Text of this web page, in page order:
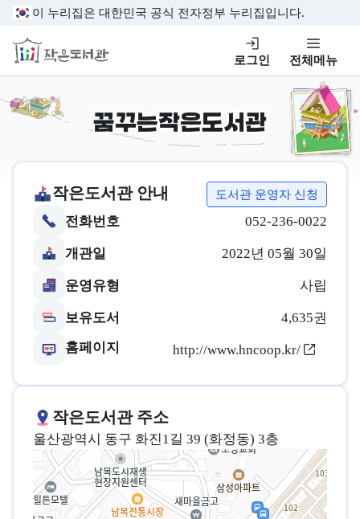
본문 바로가기
이 누리집은 대한민국 공식 전자정부 누리집입니다.
작은도서관
로그인 전체메뉴
꿈꾸는작은도서관
작은도서관 안내 도서관 운영자 신청
전화번호 052-236-0022
개관일 2022년 05월 30일
운영유형 사립
보유도서
4,635권
홈페이지
http://www.hncoop.kr/
작은도서관 주소
울산광역시 동구 화진1길 39 (화정동) 3층